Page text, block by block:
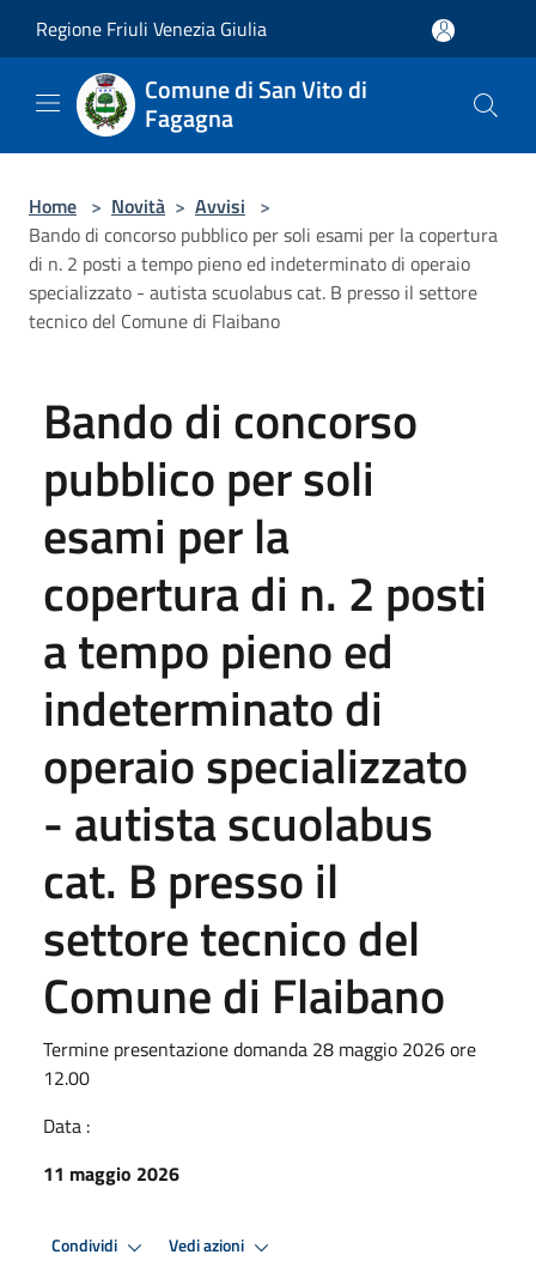
Regione Friuli Venezia Giulia
Comune di San Vito di
Fagagna
Home > Novità > Avvisi >
Bando di concorso pubblico per soli esami per la copertura
di n. 2 posti a tempo pieno ed indeterminato di operaio
specializzato - autista scuolabus cat. B presso il settore
tecnico del Comune di Flaibano
Bando di concorso
pubblico per soli
esami per la
copertura di n. 2 posti
a tempo pieno ed
indeterminato di
operaio specializzato
- autista scuolabus
cat. B presso il
settore tecnico del
Comune di Flaibano
Termine presentazione domanda 28 maggio 2026 ore
12.00
Data :
11 maggio 2026
Condividi Vedi azioni